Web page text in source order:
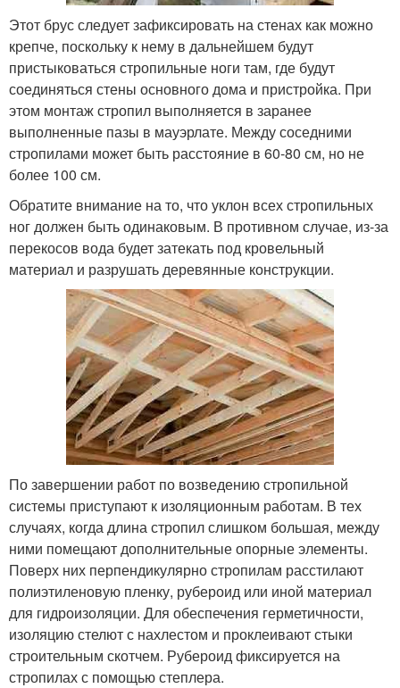
Этот брус следует зафиксировать на стенах как можно
крепче, поскольку к нему в дальнейшем будут
пристыковаться стропильные ноги там, где будут
соединяться стены основного дома и пристройка. При
этом монтаж стропил выполняется в заранее
выполненные пазы в мауэрлате. Между соседними
стропилами может быть расстояние в 60-80 см, но не
более 100 см.
Обратите внимание на то, что уклон всех стропильных
ног должен быть одинаковым. В противном случае, из-за
перекосов вода будет затекать под кровельный
материал и разрушать деревянные конструкции.
По завершении работ по возведению стропильной
системы приступают к изоляционным работам. В тех
случаях, когда длина стропил слишком большая, между
ними помещают дополнительные опорные элементы.
Поверх них перпендикулярно стропилам расстилают
полиэтиленовую пленку, рубероид или иной материал
для гидроизоляции. Для обеспечения герметичности,
изоляцию стелют с нахлестом и проклеивают стыки
строительным скотчем. Рубероид фиксируется на
стропилах с помощью степлера.